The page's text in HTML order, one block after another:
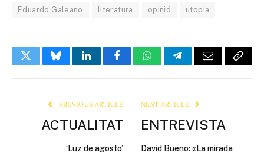
Eduardo Galeano literatura opinió utopia
TwitterBlueskyLinkedInFacebookWhatsAppTelegramEmail Copy
PREVIOUS ARTICLE
ACTUALITAT
‘Luz de agosto’
NEXT ARTICLE
ENTREVISTA
David Bueno: «La mirada